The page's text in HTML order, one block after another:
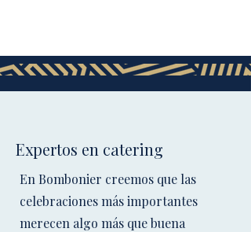
Expertos en catering
En Bombonier creemos que las
celebraciones más importantes
merecen algo más que buena